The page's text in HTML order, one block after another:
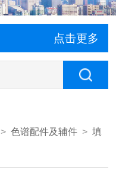
点击更多
>色谱配件及辅件 >填